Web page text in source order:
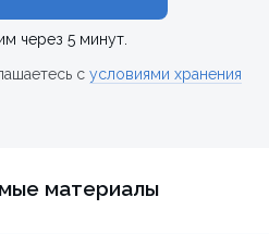
через 5 минут.
с условиями хранения
материалы